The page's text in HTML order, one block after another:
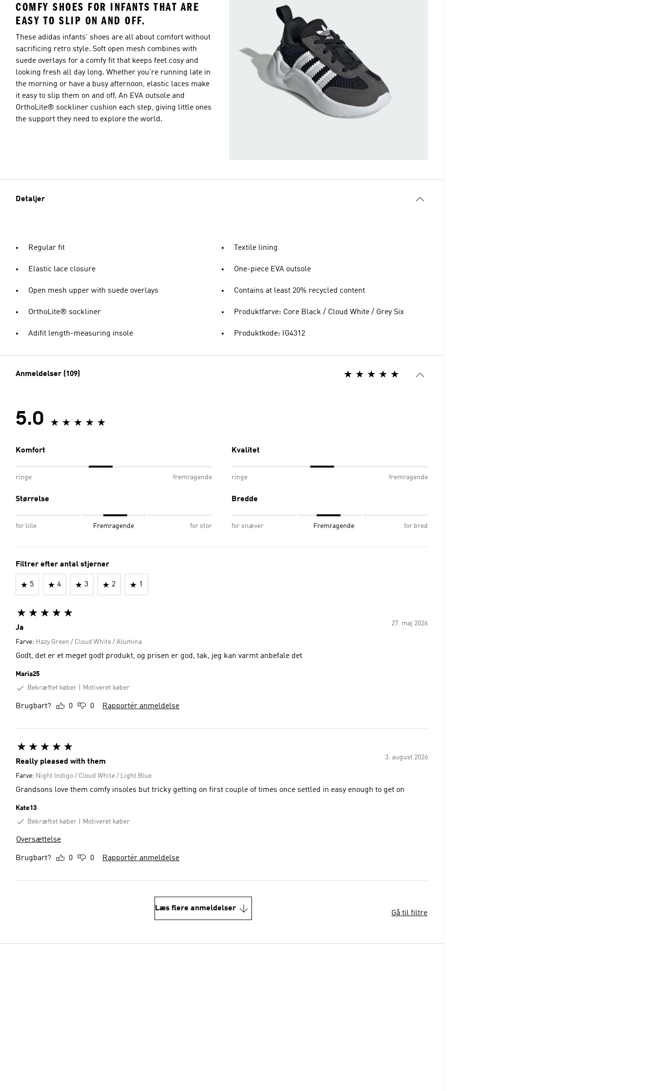
COMFY SHOES FOR INFANTS THAT ARE
EASY TO SLIP ON AND OFF.
These adidas infants' shoes are all about comfort without
sacrificing retro style. Soft open mesh combines with
suede overlays for a comfy fit that keeps feet cosy and
looking fresh all day long. Whether you're running late in
the morning or have a busy afternoon, elastic laces make
it easy to slip them on and off. An EVA outsole and
OrthoLite® sockliner cushion each step, giving little ones
the support they need to explore the world.
Detaljer
Regular fit
Elastic lace closure
Open mesh upper with suede overlays
OrthoLite® sockliner
Adifit length-measuring insole
Textile lining
One-piece EVA outsole
Contains at least 20% recycled content
Produktfarve: Core Black / Cloud White / Grey Six
Produktkode: IG4312
Anmeldelser (109)
5.0
Komfort
ringe fremragende
Kvalitet
ringe fremragende
Størrelse
for lille Fremragende for stor
Bredde
for snæver Fremragende for bred
Filtrer efter antal stjerner
5 4 3 2 1
27. maj 2026
Ja
Farve: Hazy Green / Cloud White / Alumina
Godt, det er et meget godt produkt, og prisen er god, tak, jeg kan varmt anbefale det
Maria25
Bekræftet køber
Motiveret køber
Brugbart? 0 0 Rapportér anmeldelse
3. august 2026
Really pleased with them
Farve: Night Indigo / Cloud White / Light Blue
Grandsons love them comfy insoles but tricky getting on first couple of times once settled in easy enough to get on
Kate13
Bekræftet køber
Motiveret køber
Oversættelse
Brugbart? 0 0 Rapportér anmeldelse
Læs flere anmeldelser
Gå til filtre